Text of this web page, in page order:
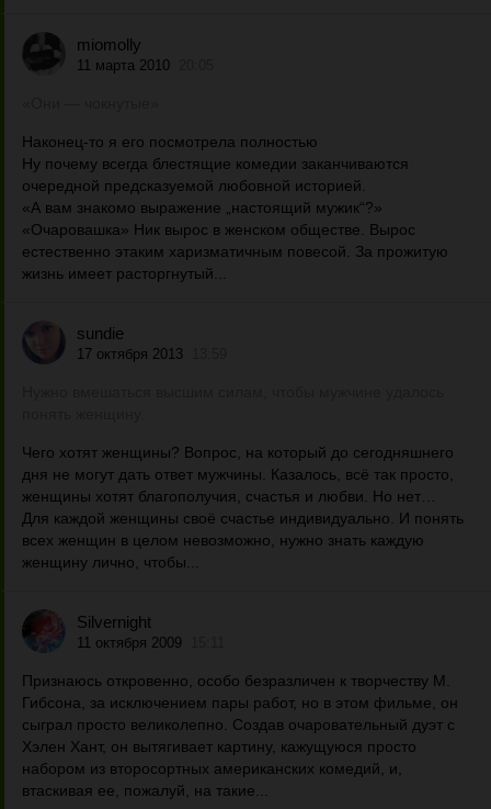
miomolly
11 марта 2010
Наконец-то я его посмотрела полностью
Ну почему всегда блестящие комедии заканчиваются
очередной предсказуемой любовной историей.
«А вам знакомо выражение „настоящий мужик“?»
«Очаровашка» Ник вырос в женском обществе. Вырос
естественно этаким харизматичным повесой. За прожитую
жизнь имеет расторгнутый...
sundie
17 октября 2013
Чего хотят женщины? Вопрос, на который до сегодняшнего
дня не могут дать ответ мужчины. Казалось, всё так просто,
женщины хотят благополучия, счастья и любви. Но нет…
Для каждой женщины своё счастье индивидуально. И понять
всех женщин в целом невозможно, нужно знать каждую
женщину лично, чтобы...
Silvernight
11 октября 2009
Признаюсь откровенно, особо безразличен к творчеству М.
Гибсона, за исключением пары работ, но в этом фильме, он
сыграл просто великолепно. Создав очаровательный дуэт с
Хэлен Хант, он вытягивает картину, кажущуюся просто
набором из второсортных американских комедий, и,
втаскивая ее, пожалуй, на такие...